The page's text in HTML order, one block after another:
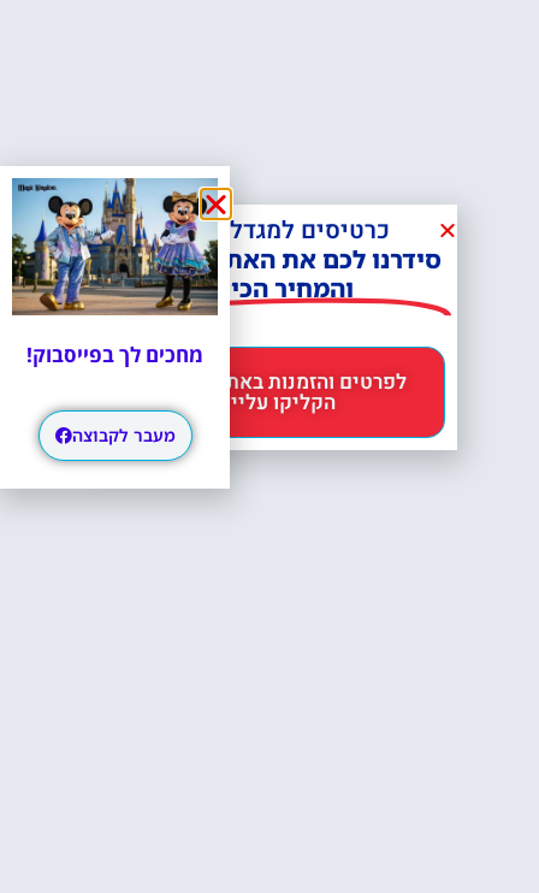
כרטיסים למגדל אייפל?
סידרנו לכם את האתר הכי אמין -
והמחיר הכי זול!
הקליקו עליי 😊
מחכים לך בפייסבוק!
מעבר לקבוצה